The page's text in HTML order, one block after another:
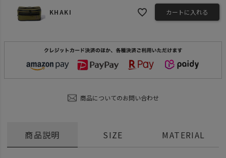
KHAKI カートに入れる
商品についてのお問い合わせ
商品説明 SIZE MATERIAL